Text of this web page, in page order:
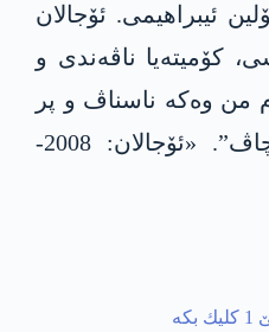
ئیبراهیمی. ئۆجالان
کۆمیتەیا ناڤەندی و
من وەکە ناسناڤ و پر
شەکلی دهاتن پێش چاڤ”. «ئۆجالان: 2008-